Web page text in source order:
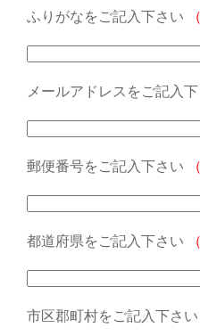
ふりがなをご記入下さい
メールアドレスをご記入
郵便番号をご記入下さい
都道府県をご記入下さい
市区郡町村をご記入下さい